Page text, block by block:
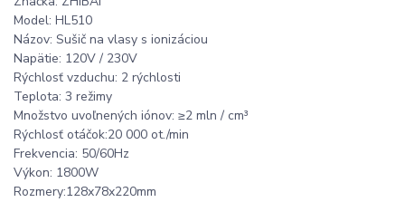
Model: HL510
Názov: Sušič na vlasy s ionizáciou
Napätie: 120V / 230V
Rýchlosť vzduchu: 2 rýchlosti
Teplota: 3 režimy
Množstvo uvoľnených iónov: ≥2 mln / cm³
Rýchlosť otáčok:20 000 ot./min
Frekvencia: 50/60Hz
Výkon: 1800W
Rozmery:128x78x220mm